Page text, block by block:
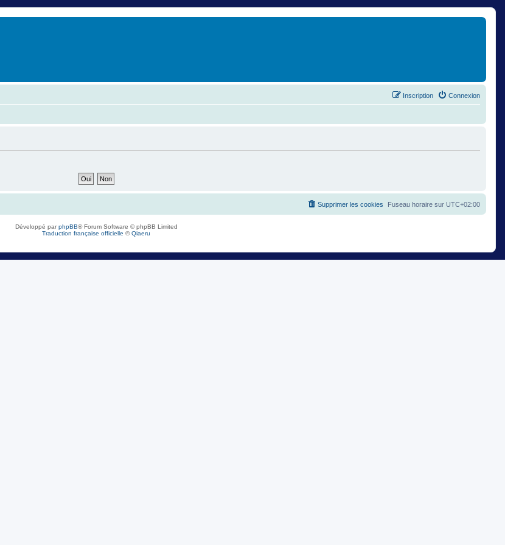
Connexion
Inscription
Fuseau horaire sur UTC+02:00
Supprimer les cookies
Développé parphpBB® Forum Software © phpBB Limited
Traduction française officielle ©Qiaeru